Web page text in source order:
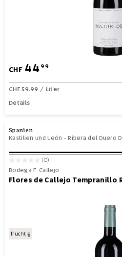
CHF 44 99
CHF 59.99 / Liter
Details
Spanien
Kastilien und León -Ribera del Duero
(0)
Bodega F. Callejo
Flores de Callejo Tempranillo
fruchtig